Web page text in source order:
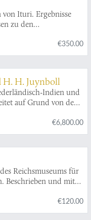
von Ituri. Ergebnisse
zu den
€350.00
H. H. Juynboll
Indien und
auf Grund von dem
Sammlungen in den
reichhaltigen
Rijks Ethnographisch
en particuliere
€6,800.00
Reichsmuseums für
Beschrieben und mit
in€120.00